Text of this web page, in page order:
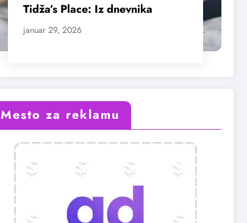
Tidža’s Place: Iz dnevnika
januar 29, 2026
Mesto za reklamu